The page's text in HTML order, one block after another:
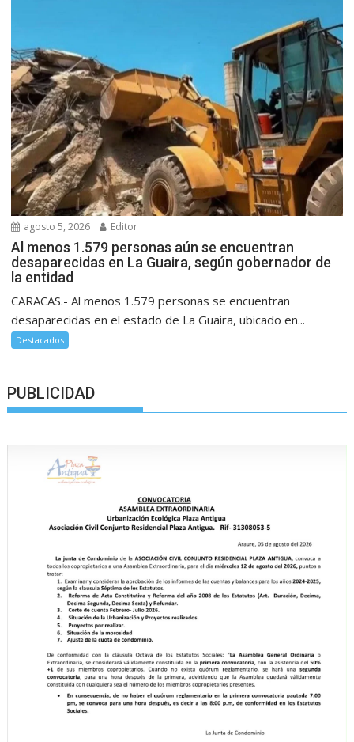
agosto 5, 2026 Editor
Al menos 1.579 personas aún se encuentran
desaparecidas en La Guaira, según gobernador de
la entidad
CARACAS.- Al menos 1.579 personas se encuentran
desaparecidas en el estado de La Guaira, ubicado en...
Destacados
PUBLICIDAD